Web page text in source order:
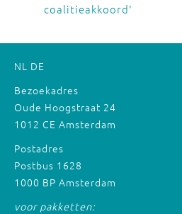
coalitieakkoord'
NL DE
Bezoekadres
Oude Hoogstraat 24
1012 CE Amsterdam
Postadres
Postbus 1628
1000 BP Amsterdam
voor pakketten: